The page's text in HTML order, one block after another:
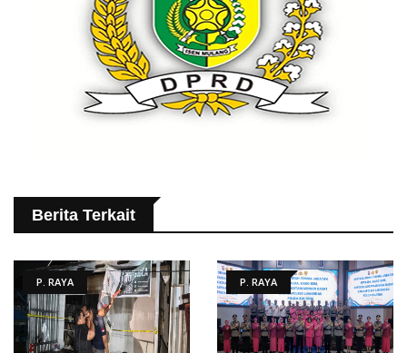
Berita Terkait
P. RAYA P. RAYA